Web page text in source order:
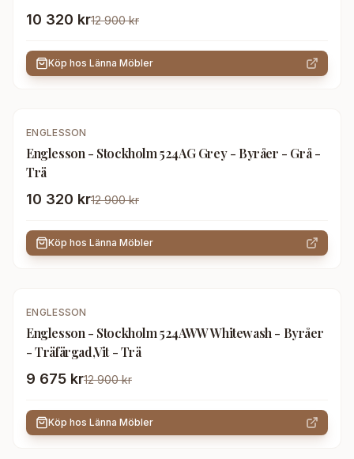
10 320 kr12 900 kr
Köp hos Länna Möbler
- 20 %
ENGLESSON
Englesson - Stockholm 524AG Grey - Byråer - Grå -
Trä
10 320 kr12 900 kr
Köp hos Länna Möbler
- 25 %
ENGLESSON
Englesson - Stockholm 524AWW Whitewash - Byråer
- Träfärgad,Vit - Trä
9 675 kr12 900 kr
Köp hos Länna Möbler